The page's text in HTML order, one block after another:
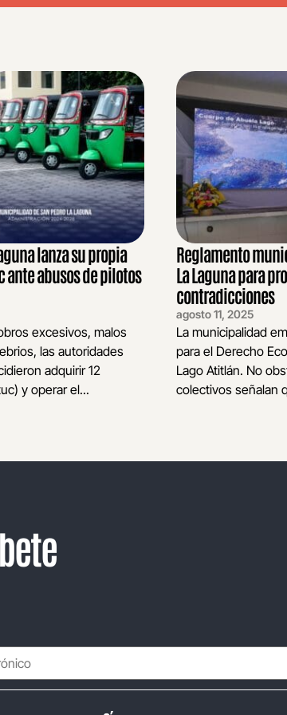
lanza su propia
ante abusos de pilotos
excesivos, malos
las autoridades
adquirir 12
y operar el...
Reglamento
La Laguna para
contradicciones
agosto 11, 2025
La municipalidad
para el Derecho
Lago Atitlán. No
colectivos señalan